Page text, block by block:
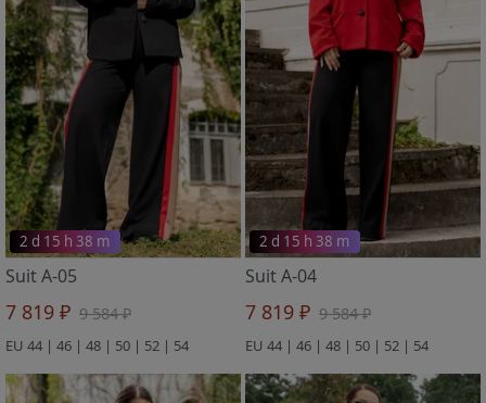
2 d 15 h 38 m
Suit A-05
7 819 ₽ 9 584 ₽
EU 44 | 46 | 48 | 50 | 52 | 54
2 d 15 h 38 m
Suit A-04
7 819 ₽ 9 584 ₽
EU 44 | 46 | 48 | 50 | 52 | 54